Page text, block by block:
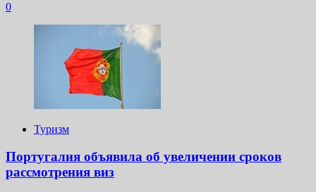
0
Туризм
Португалия объявила об увеличении сроков
рассмотрения виз